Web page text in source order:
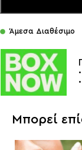
Άμεσα Διαθέσιμο
Μπορεί